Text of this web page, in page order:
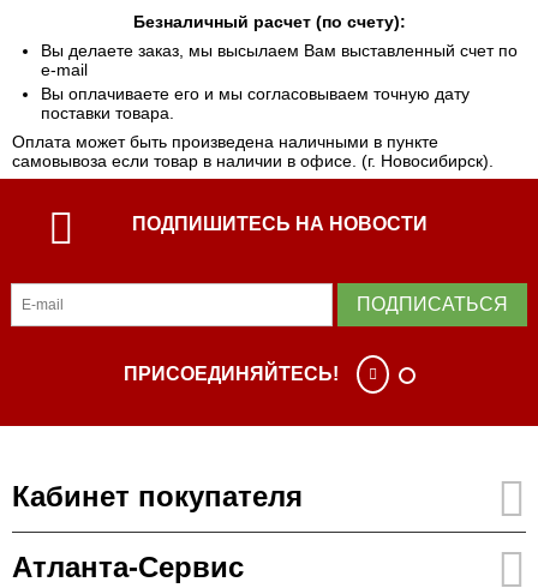
Безналичный расчет (по счету):
Вы делаете заказ, мы высылаем Вам выставленный счет по
e-mail
Вы оплачиваете его и мы согласовываем точную дату
поставки товара.
Оплата может быть произведена наличными в пункте
самовывоза если товар в наличии в офисе. (г. Новосибирск).
ПОДПИШИТЕСЬ НА НОВОСТИ
ПОДПИСАТЬСЯ
ПРИСОЕДИНЯЙТЕСЬ!
Кабинет покупателя
Атланта-Сервис